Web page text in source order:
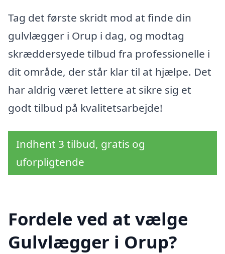
Tag det første skridt mod at finde din
gulvlægger i Orup i dag, og modtag
skræddersyede tilbud fra professionelle i
dit område, der står klar til at hjælpe. Det
har aldrig været lettere at sikre sig et
godt tilbud på kvalitetsarbejde!
Indhent 3 tilbud, gratis og
uforpligtende
Fordele ved at vælge
Gulvlægger i Orup?